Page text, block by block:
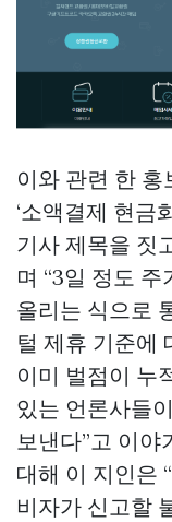
이와 관련 한 홍
‘소액결제 현금
기사 제목을 짓
며 “3일 정도
올리는 식으로
털 제휴 기준에
이미 벌점이 누
있는 언론사들
보낸다”고 이야
대해 이 지인은
비자가 신고할